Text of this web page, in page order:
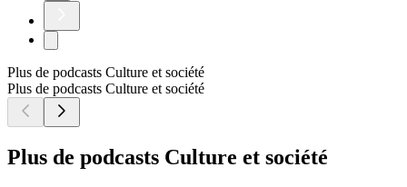
Plus de podcasts Culture et société
Plus de podcasts Culture et société
Plus de podcasts Culture et société